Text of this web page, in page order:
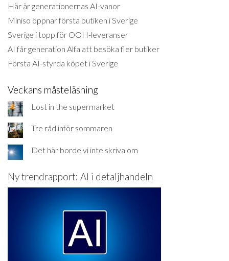
Här är generationernas AI-vanor
Miniso öppnar första butiken i Sverige
Sverige i topp för OOH-leveranser
AI får generation Alfa att besöka fler butiker
Första AI-styrda köpet i Sverige
Veckans måsteläsning
Lost in the supermarket
Tre råd inför sommaren
Det här borde vi inte skriva om
Ny trendrapport: AI i detaljhandeln